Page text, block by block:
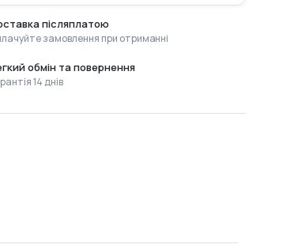
післяплатою
замовлення при отриманні
обмін та повернення
14 днів